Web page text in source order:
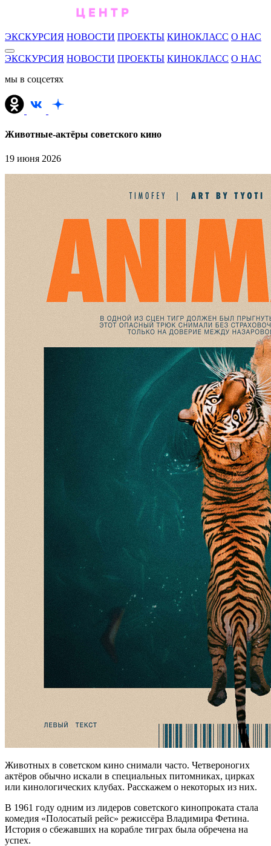
ЭКСКУРСИЯ НОВОСТИ ПРОЕКТЫ КИНОКЛАСС О НАС
ЭКСКУРСИЯ НОВОСТИ ПРОЕКТЫ КИНОКЛАСС О НАС
мы в соцсетях
Животные‑актёры советского кино
19 июня 2026
Животных в советском кино снимали часто. Четвероногих
актёров обычно искали в специальных питомниках, цирках
или кинологических клубах. Расскажем о некоторых из них.
В 1961 году одним из лидеров советского кинопроката стала
комедия «Полосатый рейс» режиссёра Владимира Фетина.
История о сбежавших на корабле тиграх была обречена на
успех.